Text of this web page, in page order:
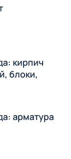
кирпич
блоки,
арматура